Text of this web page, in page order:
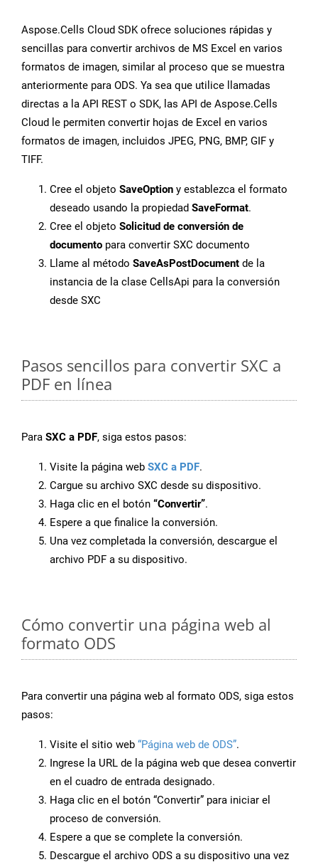
Aspose.Cells Cloud SDK ofrece soluciones rápidas y
sencillas para convertir archivos de MS Excel en varios
formatos de imagen, similar al proceso que se muestra
anteriormente para ODS. Ya sea que utilice llamadas
directas a la API REST o SDK, las API de Aspose.Cells
Cloud le permiten convertir hojas de Excel en varios
formatos de imagen, incluidos JPEG, PNG, BMP, GIF y
TIFF.
Cree el objeto SaveOption y establezca el formato
deseado usando la propiedad SaveFormat.
Cree el objeto Solicitud de conversión de
documento para convertir SXC documento
Llame al método SaveAsPostDocument de la
instancia de la clase CellsApi para la conversión
desde SXC
Pasos sencillos para convertir SXC a
PDF en línea
Para SXC a PDF, siga estos pasos:
Visite la página web SXC a PDF.
Cargue su archivo SXC desde su dispositivo.
Haga clic en el botón “Convertir”.
Espere a que finalice la conversión.
Una vez completada la conversión, descargue el
archivo PDF a su dispositivo.
Cómo convertir una página web al
formato ODS
Para convertir una página web al formato ODS, siga estos
pasos:
Visite el sitio web “Página web de ODS”.
Ingrese la URL de la página web que desea convertir
en el cuadro de entrada designado.
Haga clic en el botón “Convertir” para iniciar el
proceso de conversión.
Espere a que se complete la conversión.
Descargue el archivo ODS a su dispositivo una vez